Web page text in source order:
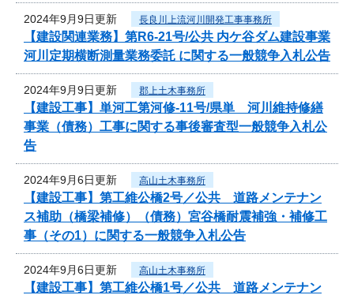
2024年9月9日更新 長良川上流河川開発工事事務所
【建設関連業務】第R6-21号/公共 内ケ谷ダム建設事業
河川定期横断測量業務委託 に関する一般競争入札公告
2024年9月9日更新 郡上土木事務所
【建設工事】単河工第河修-11号/県単 河川維持修繕
事業（債務）工事に関する事後審査型一般競争入札公
告
2024年9月6日更新 高山土木事務所
【建設工事】第工維公橋2号／公共 道路メンテナン
ス補助（橋梁補修）（債務）宮谷橋耐震補強・補修工
事（その1）に関する一般競争入札公告
2024年9月6日更新 高山土木事務所
【建設工事】第工維公橋1号／公共 道路メンテナン